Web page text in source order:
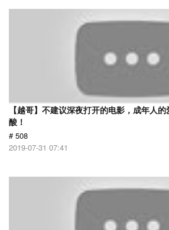
【越哥】不建议深夜打开的电影，成年人
酸！
# 508
2019-07-31 07:41